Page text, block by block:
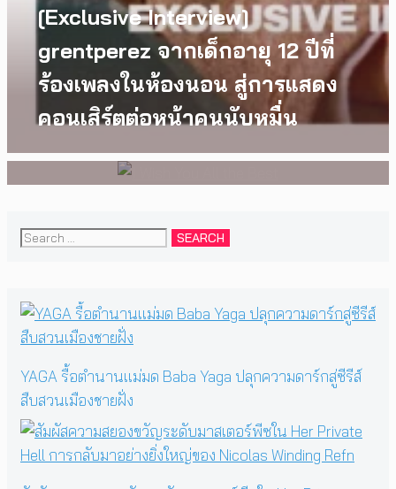
[Exclusive Interview]
grentperez จากเด็กอายุ 12 ปีที่
ร้องเพลงในห้องนอน สู่การแสดง
คอนเสิร์ตต่อหน้าคนนับหมื่น
I Wish You All the Best เรื่องราว
ของวัยรุ่นนอนไบนารี่ กับ
ครอบครัวที่เขาเลือกได้เอง ผล
งานการกำกับภาพยนตร์เรื่องแรก
ของ Tommy Dorfman
Search
YAGA รื้อตำนานแม่มด Baba Yaga ปลุกความดาร์กสู่ซีรีส์
สืบสวนเมืองชายฝั่ง